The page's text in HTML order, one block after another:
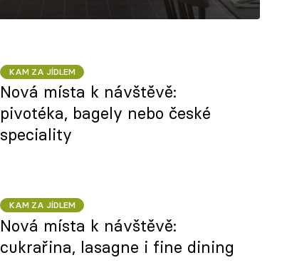
KAM ZA JÍDLEM
Nová místa k návštěvě:
pivotéka, bagely nebo české
speciality
KAM ZA JÍDLEM
Nová místa k návštěvě:
cukrařina, lasagne i fine dining